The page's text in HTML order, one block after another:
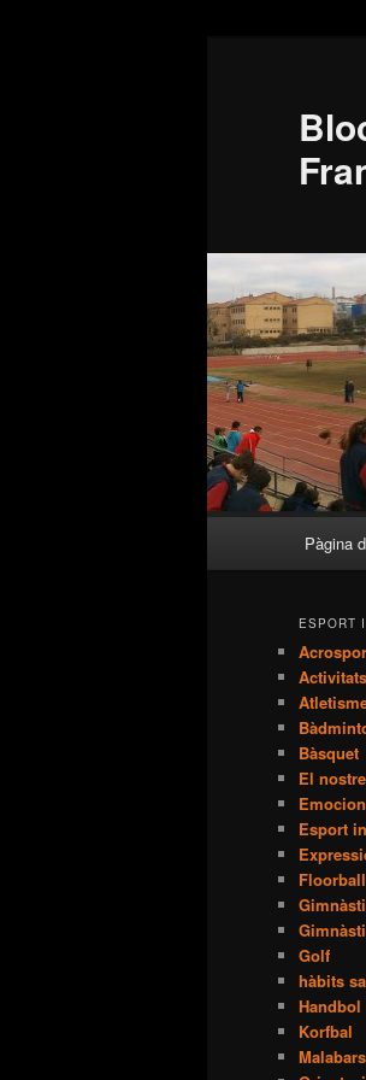
Aneu
Aneu
Pàgina
ESPORT
Bàsquet
El
Esport
Floorball
Golf
hàbits
Handbol
Korfbal
Malabars